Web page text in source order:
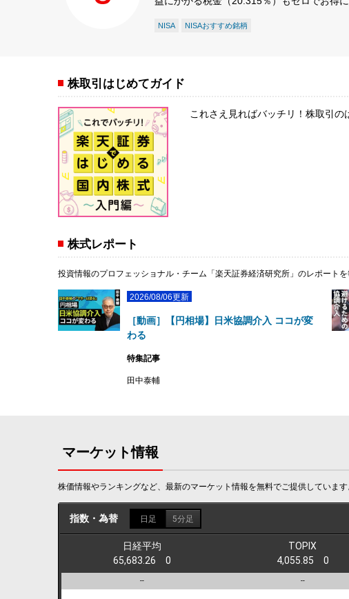
NISA NISAおすすめ銘柄
株取引はじめてガイド
これさえ見ればバッチリ！株取引の
株式レポート
投資情報のプロフェッショナル・チーム「楽天証券経済研究所」のレポートを
2026/08/06更新
［動画］【円相場】日米協調介入 ココが変
わる
特集記事
田中泰輔
マーケット情報
株価情報やランキングなど、最新のマーケット情報を無料でご提供しています
指数・為替 日足 5分足
日経平均
65,683.26 0
--
TOPIX
4,055.85 0
--